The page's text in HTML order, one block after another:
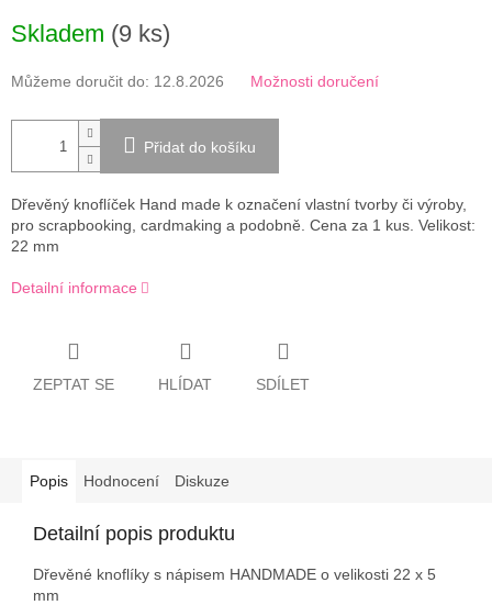
cena:
Skladem (9 ks)
Můžeme doručit do: 12.8.2026 Možnosti doručení
Přidat do košíku
Dřevěný knoflíček Hand made k označení vlastní tvorby či výroby,
pro scrapbooking, cardmaking a podobně. Cena za 1 kus. Velikost:
22 mm
Detailní informace
ZEPTAT SE HLÍDAT SDÍLET
Popis Hodnocení Diskuze
Detailní popis produktu
Dřevěné knoflíky s nápisem HANDMADE o velikosti 22 x 5
mm